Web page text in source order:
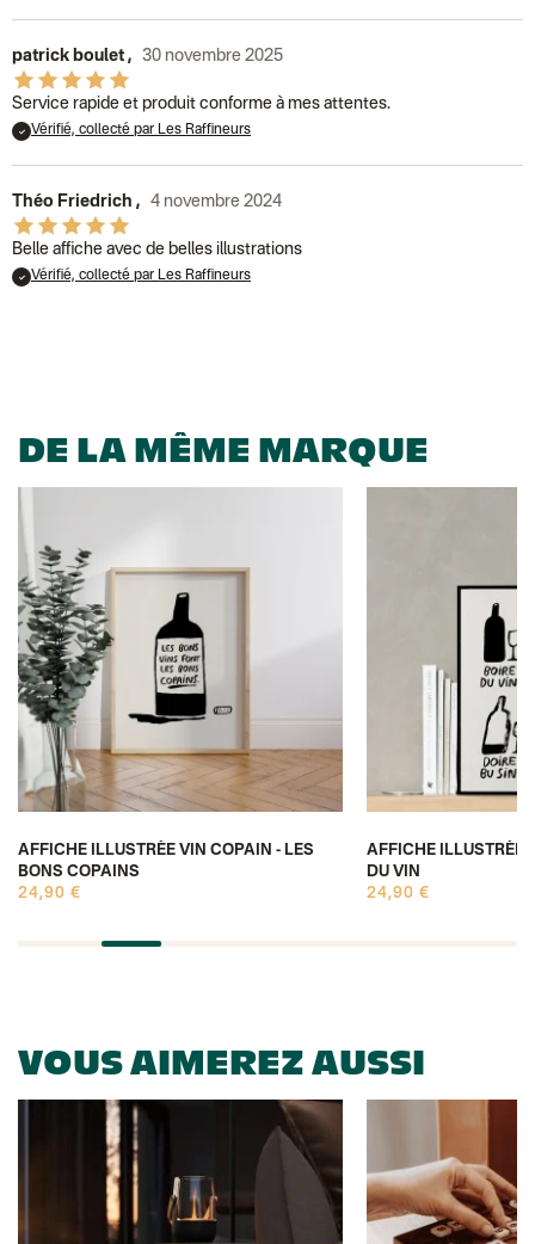
patrick boulet , 30 novembre 2025
Service rapide et produit conforme à mes attentes.
Vérifié, collecté par Les Raffineurs
Théo Friedrich , 4 novembre 2024
Belle affiche avec de belles illustrations
Vérifié, collecté par Les Raffineurs
DE LA MÊME MARQUE
AFFICHE ILLUSTRÉE VIN COPAIN - LES
BONS COPAINS
24,90 €
AFFICHE ILLUSTRÉE
DU VIN
24,90 €
VOUS AIMEREZ AUSSI